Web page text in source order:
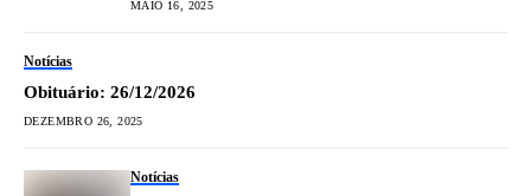
MAIO 16, 2025
Notícias
Obituário: 26/12/2026
DEZEMBRO 26, 2025
Notícias